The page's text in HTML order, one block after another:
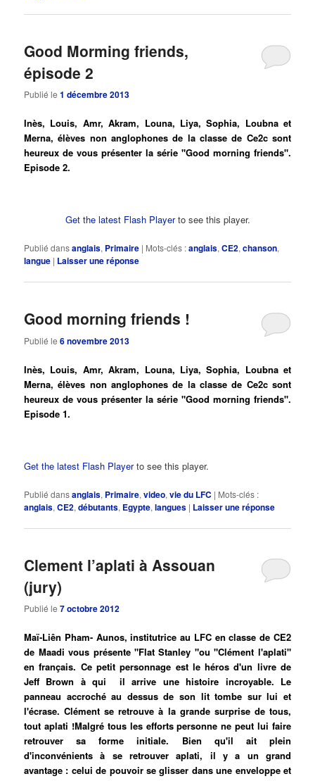
Good Morming friends,
épisode 2
Publié le1 décembre 2013
Inès, Louis, Amr, Akram, Louna, Liya, Sophia, Loubna et
Merna, élèves non anglophones de la classe de Ce2c sont
heureux de vous présenter la série "Good morning friends".
Episode 2.
Get the latest Flash Playerto see this player.
Publié dansanglais, Primaire | Mots-clés :anglais,CE2,chanson,
langue | Laisser une réponse
Good morning friends !
Publié le6 novembre 2013
Inès, Louis, Amr, Akram, Louna, Liya, Sophia, Loubna et
Merna, élèves non anglophones de la classe de Ce2c sont
heureux de vous présenter la série "Good morning friends".
Episode 1.
Get the latest Flash Playerto see this player.
Publié dansanglais, Primaire,video,vie du LFC | Mots-clés :
anglais,CE2,débutants, Egypte,langues | Laisser une réponse
Clement l’aplati à Assouan
(jury)
Publié le7 octobre 2012
Maï-Liên Pham- Aunos, institutrice au LFC en classe de CE2
de Maadi vous présente "Flat Stanley "ou "Clément l'aplati"
en français. Ce petit personnage est le héros d'un livre de
Jeff Brown à qui il arrive une histoire incroyable. Le
panneau accroché au dessus de son lit tombe sur lui et
l'écrase. Clément se retrouve à la grande surprise de tous,
tout aplati !Malgré tous les efforts personne ne peut lui faire
retrouver sa forme initiale. Bien qu'il ait plein
d'inconvénients à se retrouver aplati, il y a un grand
avantage : celui de pouvoir se glisser dans une enveloppe et